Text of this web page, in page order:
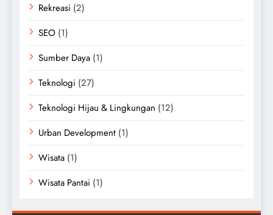
Rekreasi (2)
SEO (1)
Sumber Daya (1)
Teknologi (27)
Teknologi Hijau & Lingkungan (12)
Urban Development (1)
Wisata (1)
Wisata Pantai (1)